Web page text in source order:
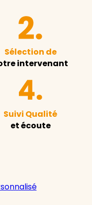
Sélection de
intervenant
Suivi Qualité
et écoute